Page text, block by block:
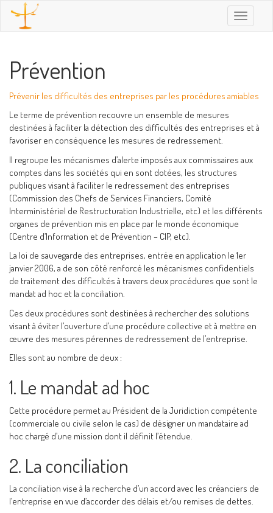
Toggle
Prévention
Prévenir les difficultés des entreprises par les procédures amiables
Le terme de prévention recouvre un ensemble de mesures
destinées à faciliter la détection des difficultés des entreprises et à
favoriser en conséquence les mesures de redressement.
Il regroupe les mécanismes d’alerte imposés aux commissaires aux
comptes dans les sociétés qui en sont dotées, les structures
publiques visant à faciliter le redressement des entreprises
(Commission des Chefs de Services Financiers, Comité
Interministériel de Restructuration Industrielle, etc) et les différents
organes de prévention mis en place par le monde économique
(Centre d’Information et de Prévention – CIP, etc).
La loi de sauvegarde des entreprises, entrée en application le 1er
janvier 2006, a de son côté renforcé les mécanismes confidentiels
de traitement des difficultés à travers deux procédures que sont le
mandat ad hoc et la conciliation.
Ces deux procédures sont destinées à rechercher des solutions
visant à éviter l’ouverture d’une procédure collective et à mettre en
œuvre des mesures pérennes de redressement de l’entreprise.
Elles sont au nombre de deux :
1. Le mandat ad hoc
Cette procédure permet au Président de la Juridiction compétente
(commerciale ou civile selon le cas) de désigner un mandataire ad
hoc chargé d’une mission dont il définit l’étendue.
2. La conciliation
La conciliation vise à la recherche d’un accord avec les créanciers de
l’entreprise en vue d’accorder des délais et/ou remises de dettes.